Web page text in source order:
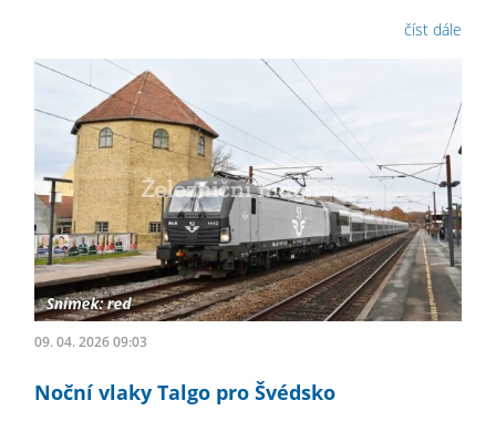
číst dále
09. 04. 2026 09:03
Noční vlaky Talgo pro Švédsko